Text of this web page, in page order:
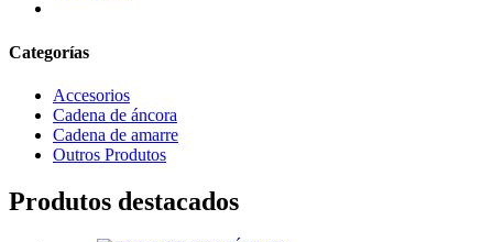
Categorías
Accesorios
Cadena de áncora
Cadena de amarre
Outros Produtos
Produtos destacados